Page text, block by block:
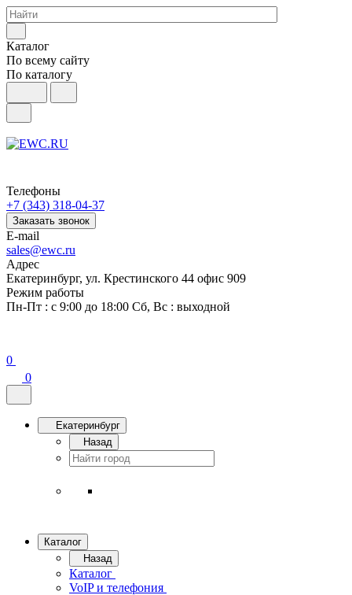
Каталог
По всему сайту
По каталогу
Телефоны
+7 (343) 318-04-37
Заказать звонок
E-mail
sales@ewc.ru
Адрес
Екатеринбург, ул. Крестинского 44 офис 909
Режим работы
Пн-Пт : с 9:00 до 18:00 Сб, Вс : выходной
0
0
Екатеринбург
Назад
Каталог
Назад
Каталог
VoIP и телефония